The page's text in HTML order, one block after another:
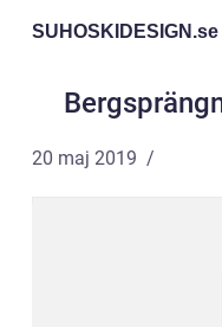
SUHOSKIDESIGN.se
20 maj 2019